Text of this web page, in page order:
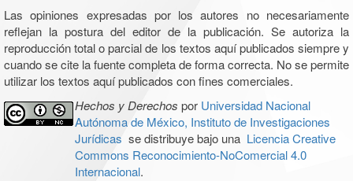
Las opiniones expresadas por los autores no necesariamente
reflejan la postura del editor de la publicación. Se autoriza la
reproducción total o parcial de los textos aquí publicados siempre y
cuando se cite la fuente completa de forma correcta. No se permite
utilizar los textos aquí publicados con fines comerciales.
Hechos y Derechos por Universidad Nacional
Autónoma de México, Instituto de Investigaciones
Jurídicas se distribuye bajo una Licencia Creative
Commons Reconocimiento-NoComercial 4.0
Internacional.